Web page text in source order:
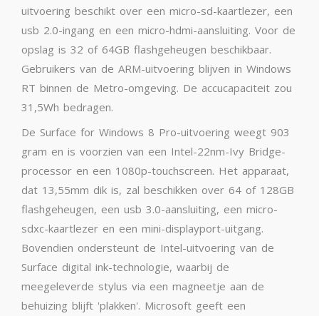
uitvoering beschikt over een micro-sd-kaartlezer, een
usb 2.0-ingang en een micro-hdmi-aansluiting. Voor de
opslag is 32 of 64GB flashgeheugen beschikbaar.
Gebruikers van de ARM-uitvoering blijven in Windows
RT binnen de Metro-omgeving. De accucapaciteit zou
31,5Wh bedragen.
De Surface for Windows 8 Pro-uitvoering weegt 903
gram en is voorzien van een Intel-22nm-Ivy Bridge-
processor en een 1080p-touchscreen. Het apparaat,
dat 13,55mm dik is, zal beschikken over 64 of 128GB
flashgeheugen, een usb 3.0-aansluiting, een micro-
sdxc-kaartlezer en een mini-displayport-uitgang.
Bovendien ondersteunt de Intel-uitvoering van de
Surface digital ink-technologie, waarbij de
meegeleverde stylus via een magneetje aan de
behuizing blijft 'plakken'. Microsoft geeft een